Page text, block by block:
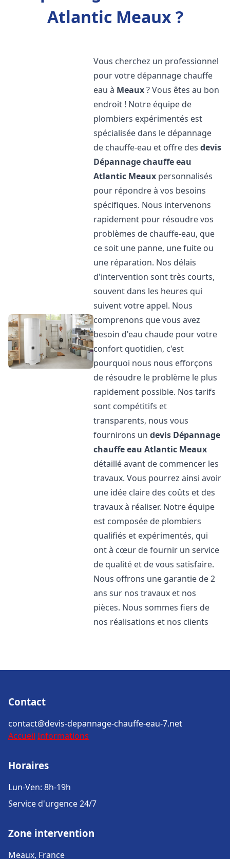
Atlantic Meaux ?
Vous cherchez un professionnel
pour votre dépannage chauffe
eau à Meaux? Vous êtes au bon
endroit ! Notre équipe de
plombiers expérimentés est
spécialisée dans le dépannage
de chauffe-eau et offre desdevis
Dépannage chauffe eau
Atlantic Meaux personnalisés
pour répondre à vos besoins
spécifiques. Nous intervenons
rapidement pour résoudre vos
problèmes de chauffe-eau, que
ce soit une panne, une fuite ou
une réparation. Nos délais
d'intervention sont très courts,
souvent dans les heures qui
suivent votre appel. Nous
comprenons que vous avez
besoin d'eau chaude pour votre
confort quotidien, c'est
pourquoi nous nous efforçons
de résoudre le problème le plus
rapidement possible. Nos tarifs
sont compétitifs et
transparents, nous vous
fournirons undevis Dépannage
chauffe eau Atlantic Meaux
détaillé avant de commencer les
travaux. Vous pourrez ainsi avoir
une idée claire des coûts et des
travaux à réaliser. Notre équipe
est composée de plombiers
qualifiés et expérimentés, qui
ont à cœur de fournir un service
de qualité et de vous satisfaire.
Nous offrons une garantie de 2
ans sur nos travaux et nos
pièces. Nous sommes fiers de
nos réalisations et nos clients
Contact
contact@devis-depannage-chauffe-eau-7.net
Accueil Informations
Horaires
Lun-Ven: 8h-19h
Service d'urgence 24/7
Zone intervention
Meaux, France